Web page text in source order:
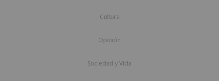
Cultura
Opinión
Sociedad y Vida